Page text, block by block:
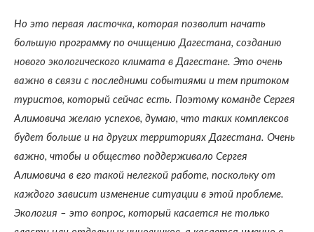
Но это первая ласточка, которая позволит начать
большую программу по очищению Дагестана, созданию
нового экологического климата в Дагестане. Это очень
важно в связи с последними событиями и тем притоком
туристов, который сейчас есть. Поэтому команде Сергея
Алимовича желаю успехов, думаю, что таких комплексов
будет больше и на других территориях Дагестана. Очень
важно, чтобы и общество поддерживало Сергея
Алимовича в его такой нелегкой работе, поскольку от
каждого зависит изменение ситуации в этой проблеме.
Экология – это вопрос, который касается не только